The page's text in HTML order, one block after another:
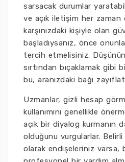
sarsacak durumlar
ve açık iletişim her zaman
karşınızdaki kişiyle olan
başladıysanız, önce
tercih etmelisiniz. Düşünün
sırtından bıçaklamak gibi
bu, aranızdaki bağı
Uzmanlar, gizli hesap
kullanımını genellikle
açık bir diyalog kurmanın
olduğunu vurgularlar.
olarak endişeleriniz varsa,